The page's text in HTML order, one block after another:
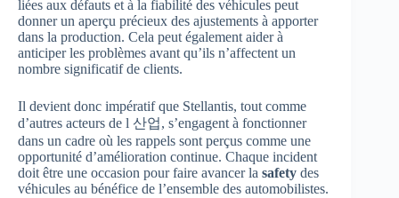
liées aux défauts et à la fiabilité des véhicules peut
donner un aperçu précieux des ajustements à apporter
dans la production. Cela peut également aider à
anticiper les problèmes avant qu’ils n’affectent un
nombre significatif de clients.
Il devient donc impératif que Stellantis, tout comme
d’autres acteurs de l 산업, s’engagent à fonctionner
dans un cadre où les rappels sont perçus comme une
opportunité d’amélioration continue. Chaque incident
doit être une occasion pour faire avancer la safety des
véhicules au bénéfice de l’ensemble des automobilistes.